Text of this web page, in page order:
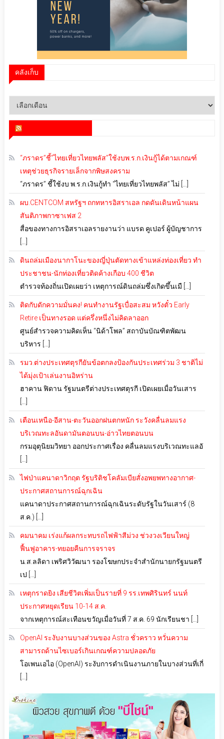
คลังเก็บ
คลัง
“ภราดร”ชี้”ไทยเที่ยวไทยพลัส”ใช้งบพ.ร.ก.เงินกู้ได้ตามเกณฑ์
เหตุช่วยธุรกิจรายเล็กจากพิษสงคราม
“ภราดร” ชี้ใช้งบ พ.ร.ก.เงินกู้ทำ “ไทยเที่ยวไทยพลัส” ไม่ […]
ผบ.CENTCOM สหรัฐฯ ถกทหารอิสราเอล กดดันเดินหน้าแผน
สันติภาพกาซาเฟส 2
สื่อของทางการอิสราเอลรายงานว่า แบรด คูเปอร์ ผู้บัญชาการ
ดินถล่มเมืองนากาโนะของญี่ปุ่นตัดทางเข้าแหล่งท่องเที่ยว ทำ
ประชาชน-นักท่องเที่ยวติดค้างเกือบ 400 ชีวิต
ตำรวจท้องถิ่นเปิดเผยว่า เหตุการณ์ดินถล่มซึ่งเกิดขึ้นเมื […]
ติดกับดักความมั่นคง! คนทำงานรัฐเบื่อสะสม หวังตั๋ว Early
Retire เป็นทางรอด แต่ครึ่งหนึ่งไม่คิดลาออก
ศูนย์สำรวจความคิดเห็น “นิด้าโพล” สถาบันบัณฑิตพัฒน
บริหาร […]
รมว.ต่างประเทศตุรกียันข้อตกลงป้องกันประเทศร่วม 3 ชาติไม่
ได้มุ่งเป้าเล่นงานอิหร่าน
ฮาคาน ฟิดาน รัฐมนตรีต่างประเทศตุรกี เปิดเผยเมื่อวันเสาร
เตือนเหนือ-อีสาน-ตะวันออกฝนตกหนัก ระวังคลื่นลมแรง
บริเวณทะลอันดามันตอนบน-อ่าวไทยตอนบน
กรมอุตุนิยมวิทยา ออกประกาศเรื่อง คลื่นลมแรงบริเวณทะแลอั
ไฟป่าแคนาดาวิกฤต รัฐบริติชโคลัมเบียสั่งอพยพทางอากาศ-
ประกาศสถานการณ์ฉุกเฉิน
แคนาดาประกาศสถานการณ์ฉุกเฉินระดับรัฐในวันเสาร์ (8
ส.ค.) […]
คมนาคม เร่งแก้ผลกระทบรถไฟฟ้าสีม่วง ช่วงวงเวียนใหญ่
ฟื้นฟูอาคาร-ทยอยคืนการจราจร
น.ส.ลลิดา เพริศวิวัฒนา รองโฆษกประจำสำนักนายกรัฐมนตรี
เป […]
เหตุกราดยิง เสียชีวิตเพิ่มเป็นรายที่ 9 รร.เทพศิรินทร์ นนท์
ประกาศหยุดเรียน 10-14 ส.ค.
จากเหตุการณ์สะเทือนขวัญเมื่อวันที่ 7 ส.ค. 69 นักเรียนชา […]
OpenAI ระงับงานบางส่วนของ Astra ชั่วคราว หวั่นความ
สามารถด้านไซเบอร์เกินเกณฑ์ความปลอดภัย
โอเพนเอไอ (OpenAI) ระงับการดำเนินงานภายในบางส่วนที่เกี่